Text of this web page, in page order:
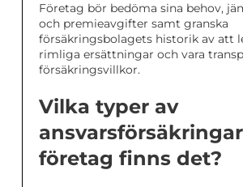
Företag bör bedöma sina behov,
och premieavgifter samt granska
försäkringsbolagets historik av att
rimliga ersättningar och vara
försäkringsvillkor.
Vilka typer av
företag finns det?